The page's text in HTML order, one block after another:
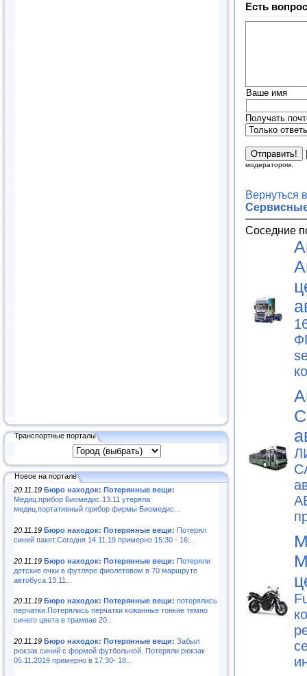
Транспортные порталы
Новое на портале
20.11.19 Бюро находок: Потерянные вещи:
Медиц.прибор Биомедис.13.11 утеряла
медиц.портативный прибор фирмы Биомедис...
20.11.19 Бюро находок: Потерянные вещи: Потерял
синий пакет.Сегодня 14.11.19 примерно 15:30 - 16:..
20.11.19 Бюро находок: Потерянные вещи: Потеряли
детские очки в футляре фиолетовом в 70 маршруте
автобуса.13.11...
20.11.19 Бюро находок: Потерянные вещи: потерялись
перчатки.Потерялись перчатки кожанные тонкие темно
синего цвета в трамвае 20..
20.11.19 Бюро находок: Потерянные вещи: Забыл
рюкзак синий с формой футбольной. Потеряли рюкзак
05.11.2019 примерно в 17.30- 18...
Есть
Ваше имя
Получать
модератором.
Вернуться
Соседние